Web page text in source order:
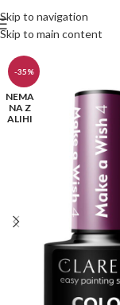
Skip to navigation
Skip to main content
-35%
NEMA
NA Z
ALIHI